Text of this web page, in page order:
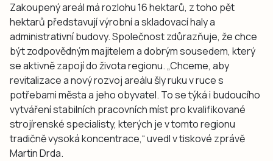
Zakoupený areál má rozlohu 16 hektarů, z toho pět
hektarů představují výrobní a skladovací haly a
administrativní budovy. Společnost zdůrazňuje, že chce
být zodpovědným majitelem a dobrým sousedem, který
se aktivně zapojí do života regionu. „Chceme, aby
revitalizace a nový rozvoj areálu šly ruku v ruce s
potřebami města a jeho obyvatel. To se týká i budoucího
vytváření stabilních pracovních míst pro kvalifikované
strojírenské specialisty, kterých je v tomto regionu
tradičně vysoká koncentrace,“ uvedl v tiskové zprávě
Martin Drda.